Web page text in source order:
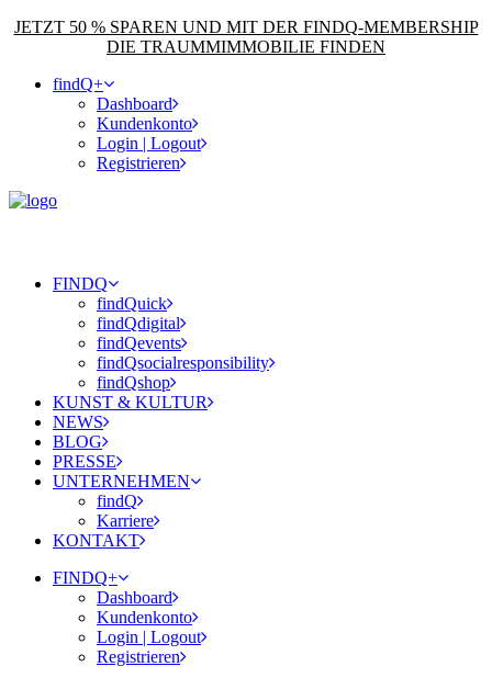
JETZT 50 % SPAREN UND MIT DER FINDQ-MEMBERSHIP
DIE TRAUMMIMMOBILIE FINDEN
findQ+
Dashboard
Kundenkonto
Login | Logout
Registrieren
FINDQ
findQuick
findQdigital
findQevents
findQsocialresponsibility
findQshop
KUNST & KULTUR
NEWS
BLOG
PRESSE
UNTERNEHMEN
findQ
Karriere
KONTAKT
FINDQ+
Dashboard
Kundenkonto
Login | Logout
Registrieren